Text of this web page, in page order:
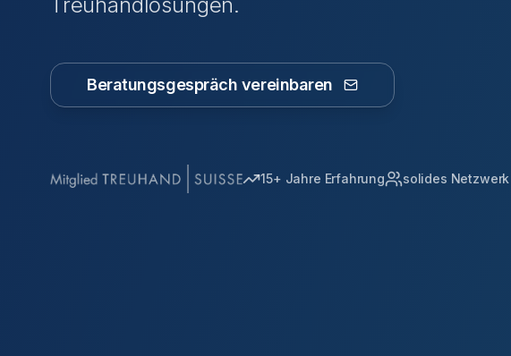
Beratungsgespräch vereinbaren
15+ Jahre Erfahrung solides